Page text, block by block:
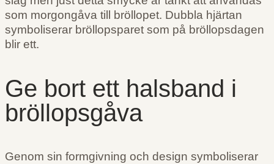
som morgongåva till bröllopet. Dubbla hjärtan
symboliserar bröllopsparet som på bröllopsdagen
blir ett.
Ge bort ett halsband i
bröllopsgåva
Genom sin formgivning och design symboliserar